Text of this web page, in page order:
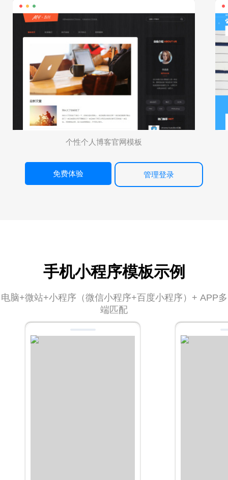
个性个人博客官网模板
免费体验 管理登录
手机小程序模板示例
电脑+微站+小程序（微信小程序+百度小程序）+ APP多
端匹配